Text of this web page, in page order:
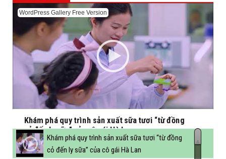
WordPress Gallery Free Version
Khám phá quy trình sản xuất sữa tươi “từ đồng
cỏ đến ly sữa” của cô gái Hà Lan
Khám phá quy trình sản xuất sữa tươi “từ đồng
cỏ đến ly sữa” của cô gái Hà Lan